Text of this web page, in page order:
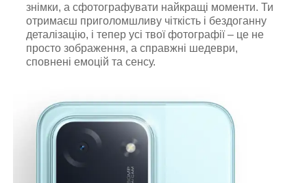
знімки, а сфотографувати найкращі моменти. Ти
отримаєш приголомшливу чіткість і бездоганну
деталізацію, і тепер усі твої фотографії – це не
просто зображення, а справжні шедеври,
сповнені емоцій та сенсу.